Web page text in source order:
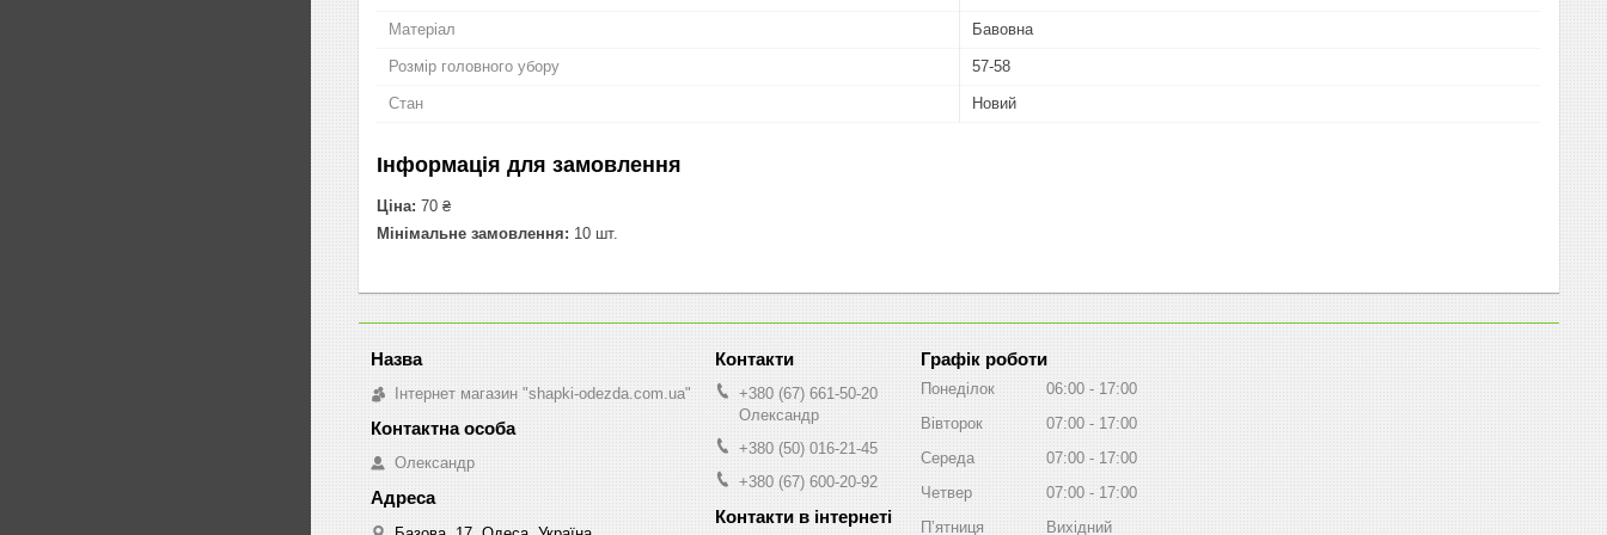
Матеріал Бавовна
Розмір головного убору 57-58
Стан Новий
Інформація для замовлення
Ціна: 70 ₴
Мінімальне замовлення: 10 шт.
Інтернет магазин "shapki-odezda.com.ua"
Олександр
+380 (67) 661-50-20
Олександр
+380 (50) 016-21-45
+380 (67) 600-20-92
Графік роботи
Понеділок 06:00
17:00
Вівторок
07:00
17:00
Середа
07:00
17:00
Четвер
07:00
17:00
Пʼятниця
Вихідний